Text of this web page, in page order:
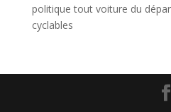
politique tout voiture du
cyclables